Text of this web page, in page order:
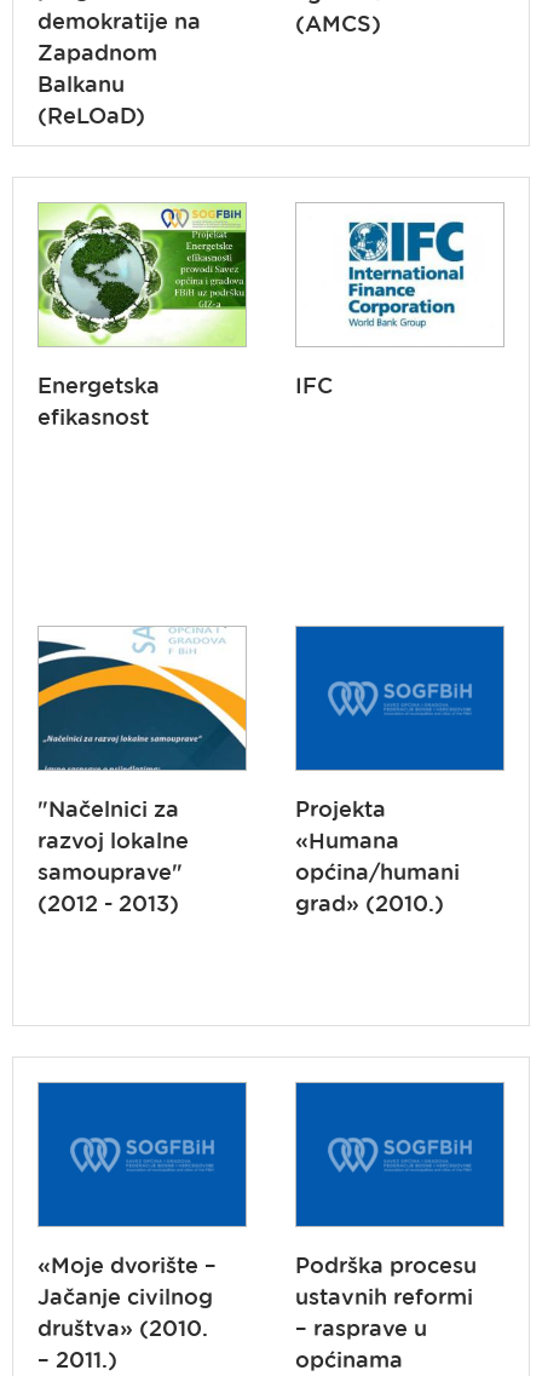
demokratije na
Zapadnom
Balkanu
(ReLOaD)
(AMCS)
Energetska
efikasnost
IFC
"Načelnici za
razvoj lokalne
samouprave"
(2012 - 2013)
Projekta
«Humana
općina/humani
grad» (2010.)
«Moje dvorište –
Jačanje civilnog
društva» (2010.
– 2011.)
Podrška procesu
ustavnih reformi
– rasprave u
općinama